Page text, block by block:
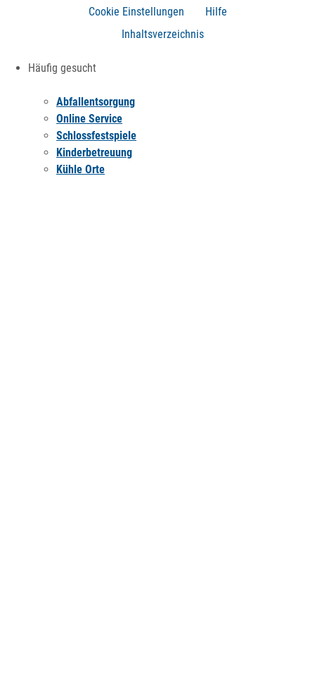
Cookie Einstellungen
Hilfe
Inhaltsverzeichnis
Häufig gesucht
Abfallentsorgung
Online Service
Schlossfestspiele
Kinderbetreuung
Kühle Orte